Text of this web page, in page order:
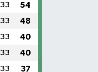
33 54
33 48
33 40
33 40
33 37